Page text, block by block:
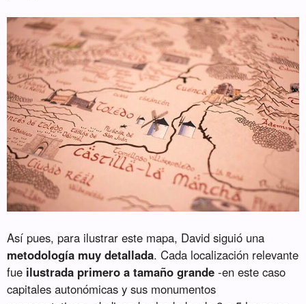
Así pues, para ilustrar este mapa, David siguió una
metodología muy detallada. Cada localización relevante
fue ilustrada primero a tamaño grande -en este caso
capitales autonómicas y sus monumentos